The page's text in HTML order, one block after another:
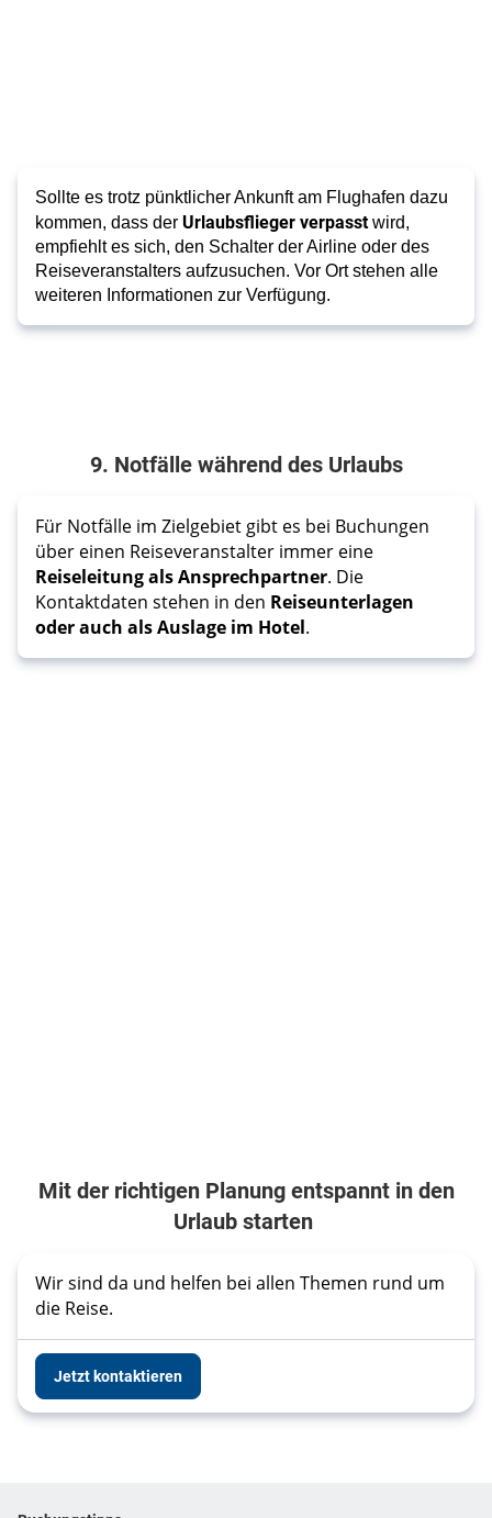
Sollte es trotz pünktlicher Ankunft am Flughafen dazu
kommen, dass der Urlaubsflieger verpasstwird,
empfiehlt es sich, den Schalter der Airline oder des
Reiseveranstalters aufzusuchen. Vor Ort stehen alle
weiteren Informationen zur Verfügung.
9. Notfälle während des Urlaubs
Für Notfälle im Zielgebiet gibt es bei Buchungen
über einen Reiseveranstalter immer eine
Reiseleitung als Ansprechpartner. Die
Kontaktdaten stehen in den Reiseunterlagen
oder auch als Auslage im Hotel.
Mit der richtigen Planung entspannt in den
Urlaub starten
Wir sind da und helfen bei allen Themen rund um
die Reise.
Jetzt kontaktieren
Footer navigation